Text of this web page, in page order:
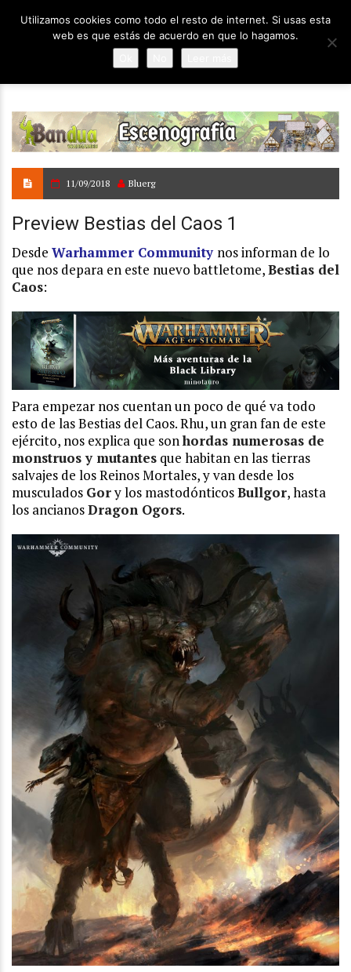
11/09/2018 Bluerg
Preview Bestias del Caos 1
Desde Warhammer Community nos informan de lo
que nos depara en este nuevo battletome,Bestias del
Caos:
Para empezar nos cuentan un poco de qué va todo
esto de las Bestias del Caos. Rhu, un gran fan de este
ejército, nos explica que sonhordas numerosas de
monstruos y mutantes que habitan en las tierras
salvajes de los Reinos Mortales, y van desde los
musculados Gory los mastodónticosBullgor, hasta
los ancianosDragon Ogors.
Utilizamos cookies como todo el resto de internet. Si usas esta
web es que estás de acuerdo en que lo hagamos.